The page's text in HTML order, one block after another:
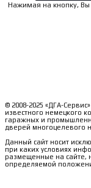
Нажимая на кнопку,
© 2008-2025 «ДГА-
известного немецкого
гаражных и
дверей многоцелевого
Данный сайт носит
при каких условиях
размещенные на сайте,
определяемой